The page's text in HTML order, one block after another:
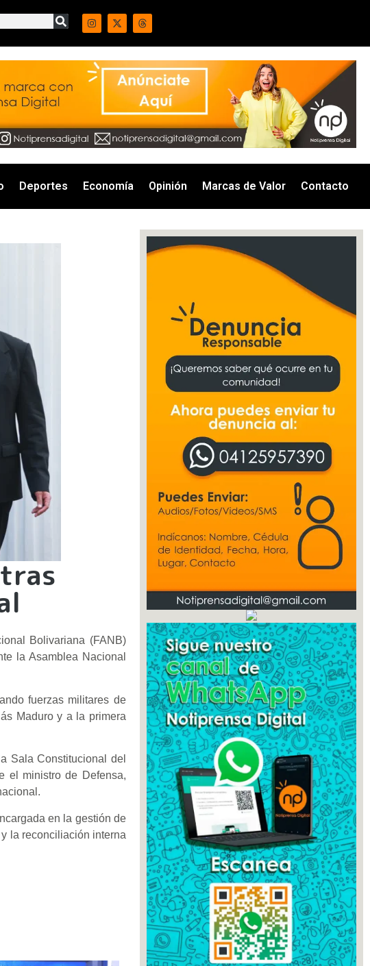
Deportes Economía Opinión Marcas de Valor Contacto
Bolivariana (FANB)
la Asamblea Nacional
fuerzas militares de
Maduro y a la primera
Sala Constitucional del
el ministro de Defensa,
en la gestión de
la reconciliación interna